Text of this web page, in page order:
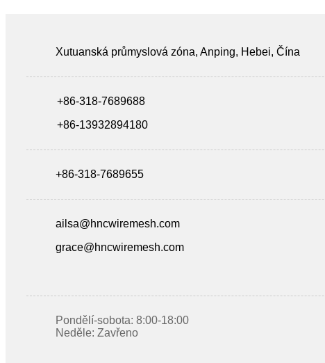
Xutuanská průmyslová zóna, Anping, Hebei, Čína
+86-318-7689688
+86-13932894180
+86-318-7689655
ailsa@hncwiremesh.com
grace@hncwiremesh.com
Pondělí-sobota: 8:00-18:00
Neděle: Zavřeno